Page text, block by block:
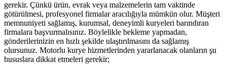
gerekir. Çünkü ürün, evrak veya malzemelerin tam vaktinde
götürülmesi, profesyonel firmalar aracılığıyla mümkün olur. Müşteri
memnuniyeti sağlamış, kurumsal, deneyimli kuryeleri barındıran
firmalara başvurmalısınız. Böylelikle bekleme yapmadan,
gönderilerinizin en hızlı şekilde ulaştırılmasını da sağlamış
olursunuz. Motorlu kurye hizmetlerinden yararlanacak olanların şu
hususlara dikkat etmeleri gerekir;